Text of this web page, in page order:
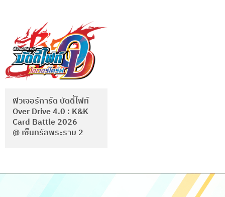
ฟิวเจอร์การ์ด บัดดี้ไฟท์
Over Drive 4.0 : K&K
Card Battle 2026
@ เซ็นทรัลพระราม 2